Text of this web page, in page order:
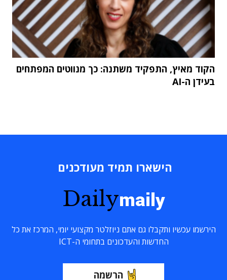
הקוד מאיץ, התפקיד משתנה: כך מנווטים המפתחים
בעידן ה-AI
הישארו תמיד מעודכנים
Dailymaily
הירשמו עכשיו ותקבלו גם אתם ניוזלטר מקצועי יומי, המרכז את כל
החדשות והעדכונים בתחומי ה-ICT
הרשמה